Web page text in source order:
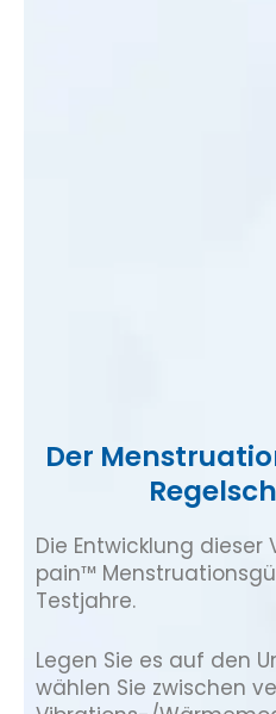
Der
Die Entwicklung dieser
pain™
Testjahre.
Legen Sie es auf den
wählen Sie zwischen